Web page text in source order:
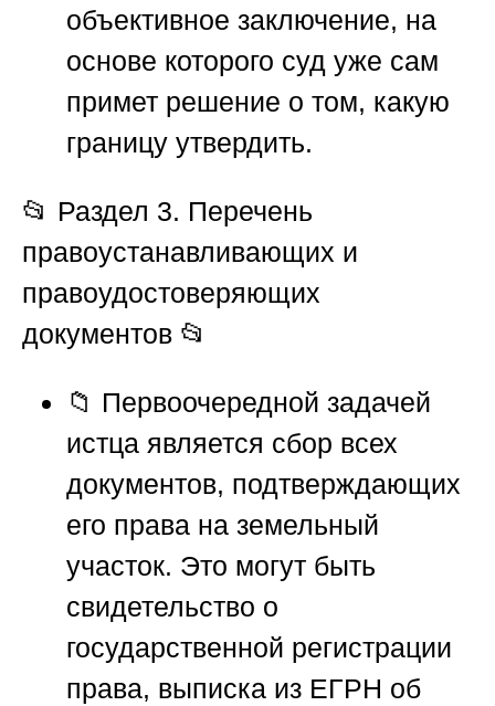
объективное заключение, на
основе которого суд уже сам
примет решение о том, какую
границу утвердить.
📂 Раздел 3. Перечень
правоустанавливающих и
правоудостоверяющих
документов 📂
📁 Первоочередной задачей
истца является сбор всех
документов, подтверждающих
его права на земельный
участок. Это могут быть
свидетельство о
государственной регистрации
права, выписка из ЕГРН об